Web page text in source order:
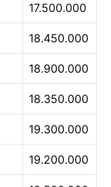
17.500.000
18.450.000
18.900.000
18.350.000
19.300.000
19.200.000